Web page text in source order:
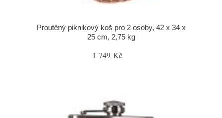
Proutěný piknikový koš pro 2 osoby, 42 x 34 x
25 cm, 2,75 kg
1 749 Kč